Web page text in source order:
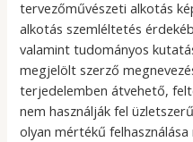
tervezőművészeti alkotás
alkotás szemléltetés
valamint tudományos
megjelölt szerző
terjedelemben átvehető,
nem használják fel
olyan mértékű